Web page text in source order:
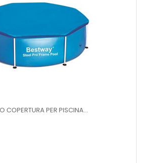
COPERTURA PER PISCINA...